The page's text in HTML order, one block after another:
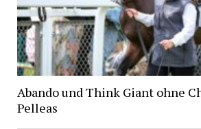
Abando und Think Giant ohne
Pelleas